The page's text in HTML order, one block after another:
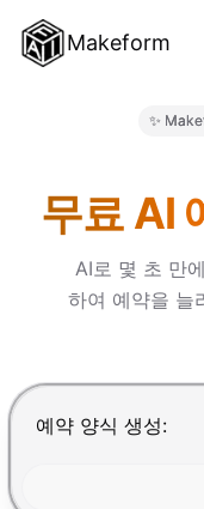
Makeform
블로그
✨
무료 AI
AI로 몇 초 만
하여 예약을 늘
Enter를 눌러 제출,